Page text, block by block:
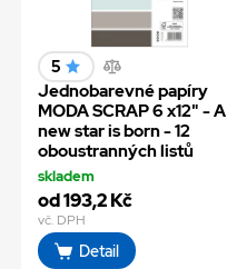
5
Jednobarevné papíry
MODA SCRAP 6 x12" - A
new star is born - 12
oboustranných listů
skladem
od 193,2 Kč
vč. DPH
Detail